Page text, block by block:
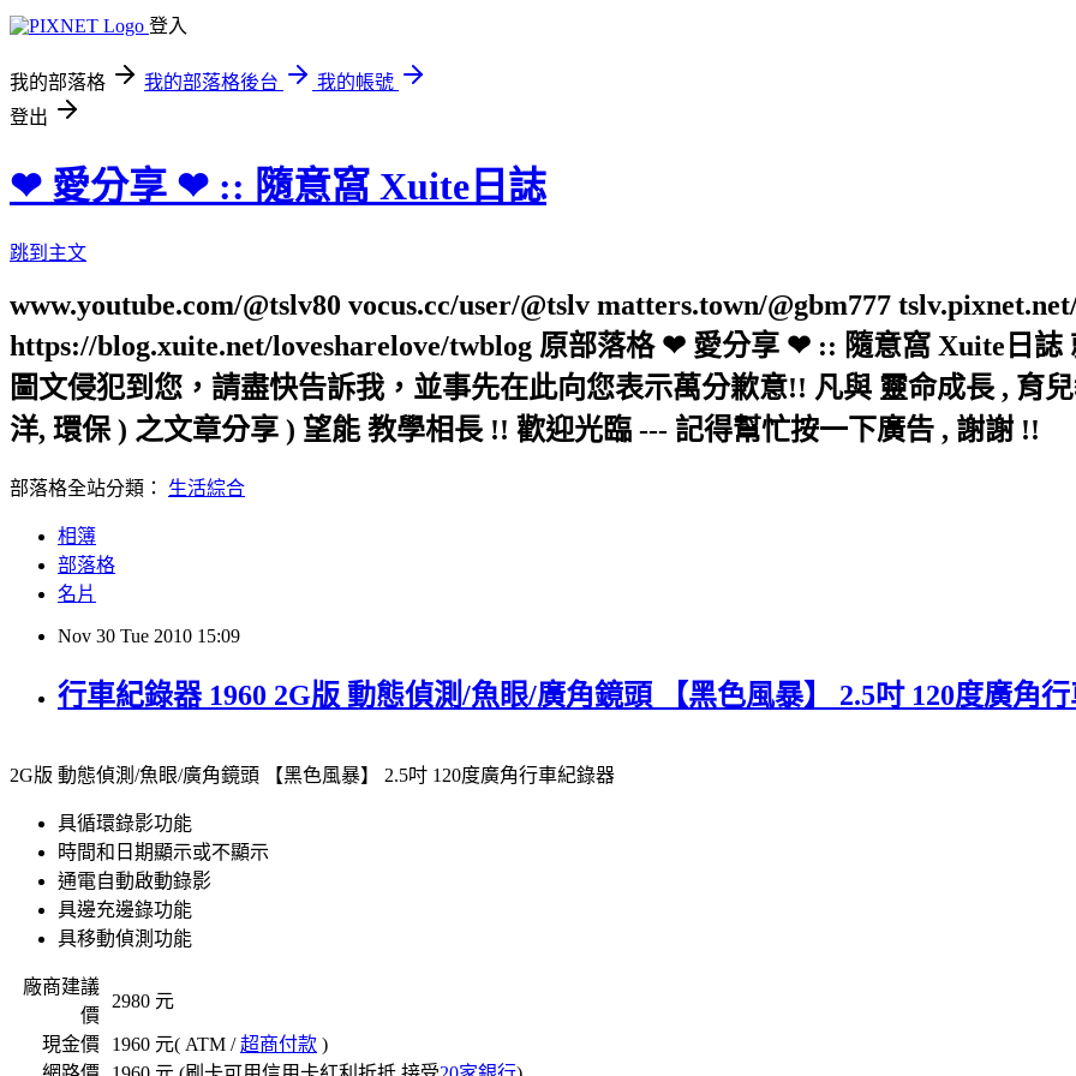
登入
我的部落格 我的部落格後台
我的帳號
登出
❤ 愛分享 ❤ :: 隨意窩 Xuite日誌
跳到主文
www.youtube.com/@tslv80 vocus.cc/user/@tslv matters.town/@gbm777
https://blog.xuite.net/lovesharelove/twblog 原部落格 ❤ 愛分享 ❤ :: 隨意窩 Xuite日
圖文侵犯到您，請盡快告訴我，並事先在此向您表示萬分歉意!! 凡與 靈命成長 , 育
洋, 環保 ) 之文章分享 ) 望能 教學相長 !! 歡迎光臨 --- 記得幫忙按一下廣告 , 謝謝 !!
部落格全站分類： 生活綜合
相簿
部落格
名片
Nov 30 Tue 2010 15:09
行車紀錄器 1960 2G版 動態偵測/魚眼/廣角鏡頭 【黑色風暴】 2.5吋 120度廣角
2G版 動態偵測/魚眼/廣角鏡頭 【黑色風暴】 2.5吋 120度廣角行車紀錄器
具循環錄影功能
時間和日期顯示或不顯示
通電自動啟動錄影
具邊充邊錄功能
具移動偵測功能
廠商建議
價
2980 元
現金價 1960 元( ATM /超商付款 )